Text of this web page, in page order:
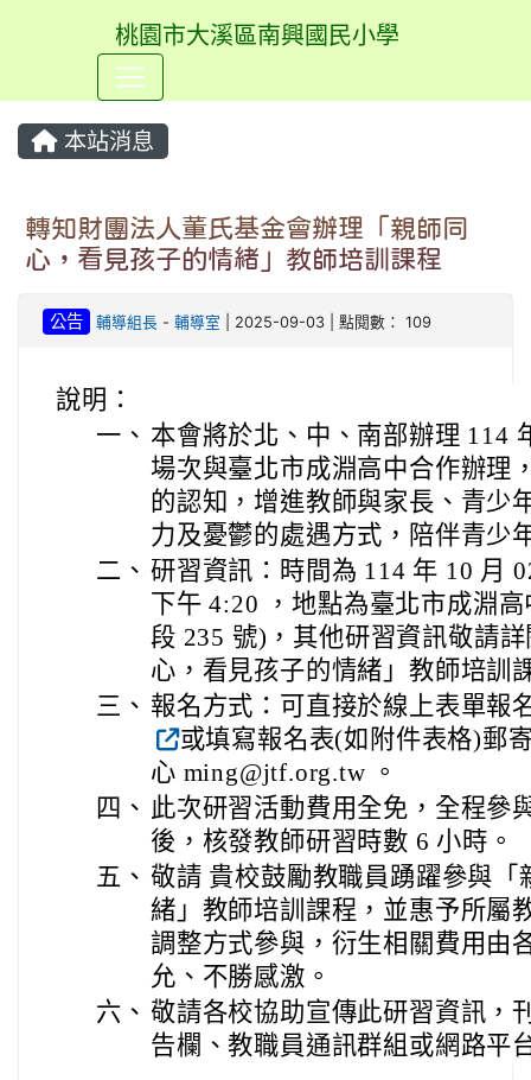
桃園市大溪區南興國民小學
本站消息
轉知財團法人董氏基金會辦理「親師同
心，看見孩子的情緒」教師培訓課程
公告 輔導組長- 輔導室 | 2025-09-03 | 點閱數： 109
說明：
一、 本會將於北、中、南部辦理 114
場次與臺北市成淵高中合作辦理
的認知，增進教師與家長、青少
力及憂鬱的處遇方式，陪伴青少
二、 研習資訊：時間為 114 年 10 月
下午 4:20 ，地點為臺北市成淵
段 235 號)，其他研習資訊敬請
心，看見孩子的情緒」教師培訓
三、 報名方式：可直接於線上表單報
或填寫報名表(如附件表格)郵
心 ming@jtf.org.tw 。
四、 此次研習活動費用全免，全程參
後，核發教師研習時數 6 小時。
五、 敬請 貴校鼓勵教職員踴躍參與
緒」教師培訓課程，並惠予所屬
調整方式參與，衍生相關費用由
允、不勝感激。
六、 敬請各校協助宣傳此研習資訊，
告欄、教職員通訊群組或網路平